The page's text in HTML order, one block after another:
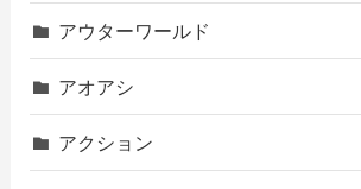
アウターワールド
アオアシ
アクション